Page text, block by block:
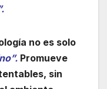
no es solo
Promueve
sin